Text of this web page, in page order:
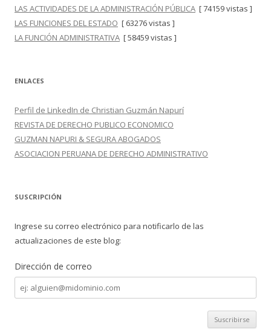
LAS ACTIVIDADES DE LA ADMINISTRACIÓN PÚBLICA [ 74159 vistas ]
LAS FUNCIONES DEL ESTADO [ 63276 vistas ]
LA FUNCIÓN ADMINISTRATIVA [ 58459 vistas ]
ENLACES
Perfil de LinkedIn de Christian Guzmán Napurí
REVISTA DE DERECHO PUBLICO ECONOMICO
GUZMAN NAPURI & SEGURA ABOGADOS
ASOCIACION PERUANA DE DERECHO ADMINISTRATIVO
SUSCRIPCIÓN
Ingrese su correo electrónico para notificarlo de las
actualizaciones de este blog:
Dirección de correo
Dirección
de
correo